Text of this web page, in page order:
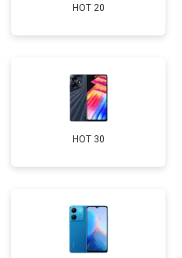
HOT 20
HOT 30